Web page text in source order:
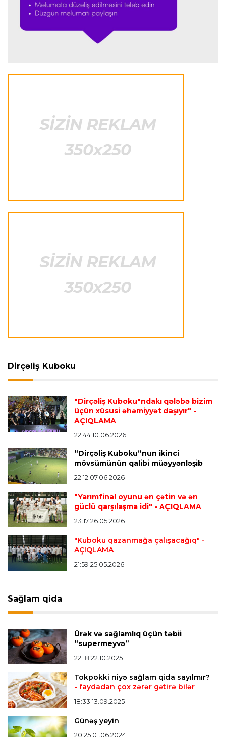
"Antonellinin potensialına heç vaxt şübhə
etməmişəm"
"Onun istedadı uşaq yaşlarından bəlli idi"
Lukaku ilə "Monako" arasında danışıqlar
Transfer 23:09 07.08.2026
hazırlaşır
"Real" argentinalı futbolçusunu "Fiorentina"ya
icarəyə göndərdi
Transfer 22:57 07.08.2026
"Qranada" Zinəddin Zidanın oğlu ilə yollarını
ayırdı
Transfer 22:54 07.08.2026
"Mançester Siti" argentinalı qapıçını transfer
edir
Offside 19:46 07.08.2026
bürünc medalın sahibi müəyyənləşdi
Misli Premyer liqa 16:52 07.08.2026
"Zirə" Namik Ələskərovla yollarını ayırdı
Bütün xəbərlər >>>
Dirçəliş Kuboku
"Dirçəliş Kuboku"ndakı qələbə bizim
üçün xüsusi əhəmiyyət daşıyır" -
AÇIQLAMA
22:44 10.06.2026
“Dirçəliş Kuboku”nun ikinci
mövsümünün qalibi müəyyənləşib
22:12 07.06.2026
"Yarımfinal oyunu ən çətin və ən
güclü qarşılaşma idi" - AÇIQLAMA
23:17 26.05.2026
"Kuboku qazanmağa çalışacağıq" -
AÇIQLAMA
21:59 25.05.2026
Sağlam qida
Ürək və sağlamlıq üçün təbii
“supermeyvə”
22:18 22.10.2025
Tokpokki niyə sağlam qida sayılmır?
- faydadan çox zərər gətirə bilər
18:33 13.09.2025
Günəş yeyin
20:25 01.06.2024